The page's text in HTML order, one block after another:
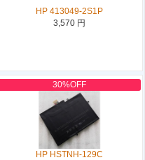
HP 413049-2S1P
3,570 円
30%OFF
HP HSTNH-129C